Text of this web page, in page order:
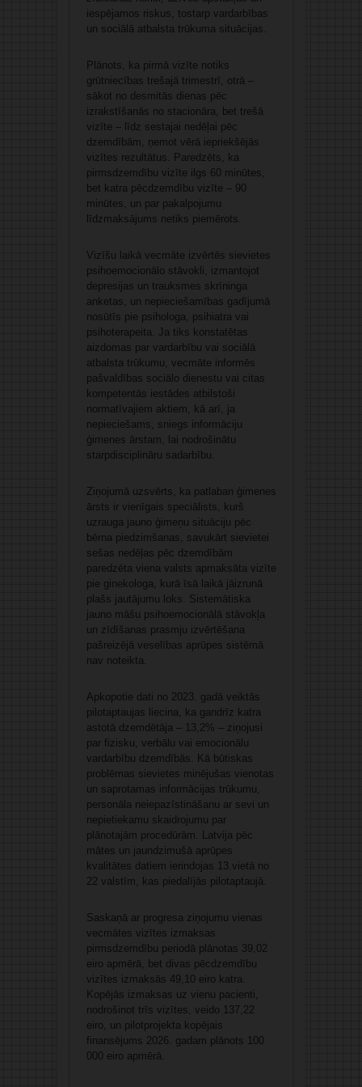
iespējamos riskus, tostarp vardarbības
un sociālā atbalsta trūkuma situācijas.
Plānots, ka pirmā vizīte notiks
grūtniecības trešajā trimestrī, otrā –
sākot no desmitās dienas pēc
izrakstīšanās no stacionāra, bet trešā
vizīte – līdz sestajai nedēļai pēc
dzemdībām, ņemot vērā iepriekšējās
vizītes rezultātus. Paredzēts, ka
pirmsdzemdību vizīte ilgs 60 minūtes,
bet katra pēcdzemdību vizīte – 90
minūtes, un par pakalpojumu
līdzmaksājums netiks piemērots.
Vizīšu laikā vecmāte izvērtēs sievietes
psihoemocionālo stāvokli, izmantojot
depresijas un trauksmes skrīninga
anketas, un nepieciešamības gadījumā
nosūtīs pie psihologa, psihiatra vai
psihoterapeita. Ja tiks konstatētas
aizdomas par vardarbību vai sociālā
atbalsta trūkumu, vecmāte informēs
pašvaldības sociālo dienestu vai citas
kompetentās iestādes atbilstoši
normatīvajiem aktiem, kā arī, ja
nepieciešams, sniegs informāciju
ģimenes ārstam, lai nodrošinātu
starpdisciplināru sadarbību.
Ziņojumā uzsvērts, ka patlaban ģimenes
ārsts ir vienīgais speciālists, kurš
uzrauga jauno ģimeņu situāciju pēc
bērna piedzimšanas, savukārt sievietei
sešas nedēļas pēc dzemdībām
paredzēta viena valsts apmaksāta vizīte
pie ginekologa, kurā īsā laikā jāizrunā
plašs jautājumu loks. Sistemātiska
jauno māšu psihoemocionālā stāvokļa
un zīdīšanas prasmju izvērtēšana
pašreizējā veselības aprūpes sistēmā
nav noteikta.
Apkopotie dati no 2023. gadā veiktās
pilotaptaujas liecina, ka gandrīz katra
astotā dzemdētāja – 13,2% – ziņojusi
par fizisku, verbālu vai emocionālu
vardarbību dzemdībās. Kā būtiskas
problēmas sievietes minējušas vienotas
un saprotamas informācijas trūkumu,
personāla neiepazīstināšanu ar sevi un
nepietiekamu skaidrojumu par
plānotajām procedūrām. Latvija pēc
mātes un jaundzimušā aprūpes
kvalitātes datiem ierindojas 13.vietā no
22 valstīm, kas piedalījās pilotaptaujā.
Saskaņā ar progresa ziņojumu vienas
vecmātes vizītes izmaksas
pirmsdzemdību periodā plānotas 39,02
eiro apmērā, bet divas pēcdzemdību
vizītes izmaksās 49,10 eiro katra.
Kopējās izmaksas uz vienu pacienti,
nodrošinot trīs vizītes, veido 137,22
eiro, un pilotprojekta kopējais
finansējums 2026. gadam plānots 100
000 eiro apmērā.